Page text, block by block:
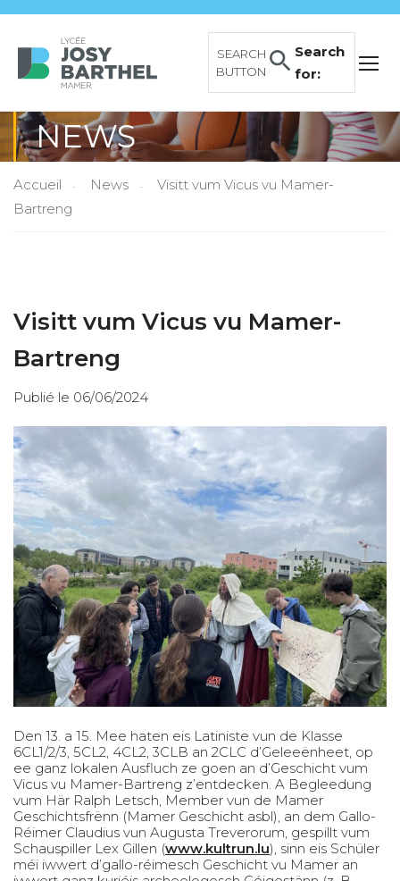
Search
for:
SEARCH
BUTTON
NEWS
Accueil News
Visitt vum Vicus vu Mamer-
Bartreng
Visitt vum Vicus vu Mamer-
Bartreng
Publié le 06/06/2024
Den 13. a 15. Mee haten eis Latiniste vun de Klasse
6CL1/2/3, 5CL2, 4CL2, 3CLB an 2CLC d’Geleeënheet, op
ee ganz lokalen Ausfluch ze goen an d’Geschicht vum
Vicus vu Mamer-Bartreng z’entdecken. A Begleedung
vum Här Ralph Letsch, Member vun de Mamer
Geschichtsfrënn (Mamer Geschicht asbl), an dem Gallo-
Réimer Claudius vun Augusta Treverorum, gespillt vum
Schauspiller Lex Gillen (www.kultrun.lu), sinn eis Schüler
méi iwwert d’gallo-réimesch Geschicht vu Mamer an